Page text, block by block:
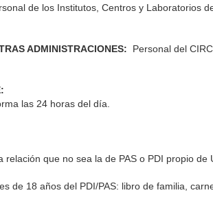
de los Institutos, Centros y Laboratorios
ADMINISTRACIONES: Personal del
las 24 horas del día.
relación que no sea la de PAS o PDI propio
de 18 años del PDI/PAS: libro de familia,